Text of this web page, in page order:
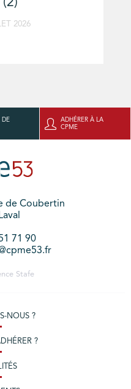
2026
DE
ADHÉRER À LA
CPME
de Coubertin
71 90
Stafe
NOUS ?
?